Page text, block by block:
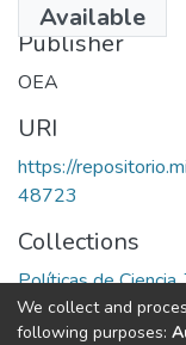
Available
Publisher
OEA
URI
https://
48723
Collections
Políticas de
Full item page
We collect and
following purposes: